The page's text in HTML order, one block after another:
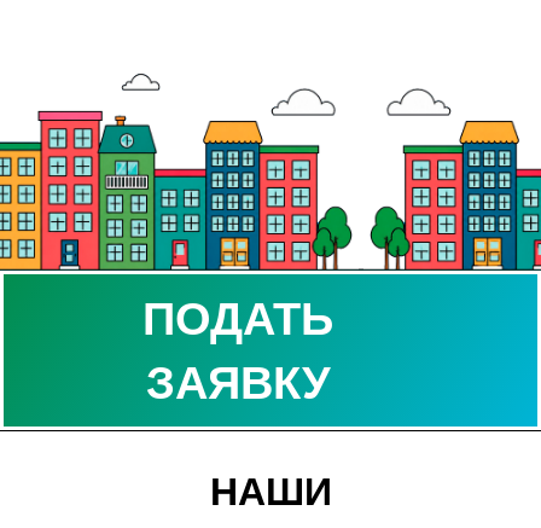
ПОДАТЬ
ЗАЯВКУ
НАШИ